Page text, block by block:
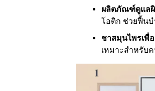
ผลิตภัณฑ์ดูแลผิ
โอติก ช่วยฟื้น
ชาสมุนไพรเพื่
เหมาะสำหรับ